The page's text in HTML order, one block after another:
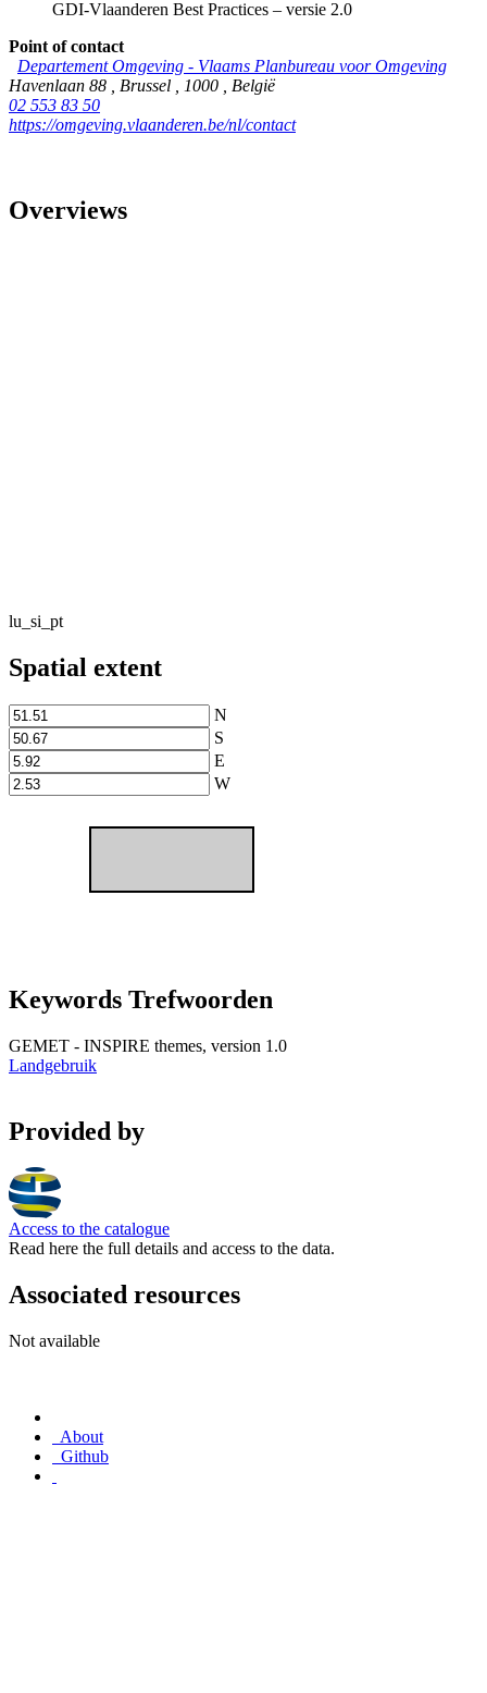
GDI-Vlaanderen Best Practices – versie 2.0
Point of contact
Departement Omgeving - Vlaams Planbureau voor Omgeving
Havenlaan 88
Brussel 1000
België
02 553 83 50
https://omgeving.vlaanderen.be/nl/contact
Overviews
lu_si_pt
Spatial extent
N
S
E
W
Keywords Trefwoorden
GEMET - INSPIRE themes, version 1.0
Landgebruik
Provided by
Access to the catalogue
Read here the full details and access to the data.
Associated resources
Not available
About
Github